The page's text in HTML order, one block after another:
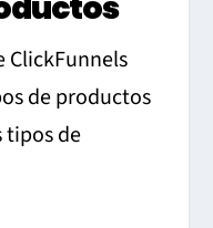
ClickFunnels
de productos
tipos de